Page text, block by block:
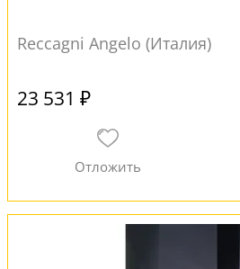
Reccagni Angelo (Италия)
23 531 ₽